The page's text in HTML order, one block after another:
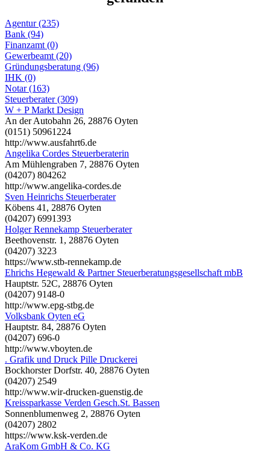
Agentur (235)
Bank (94)
Finanzamt (0)
Gewerbeamt (20)
Gründungsberatung (96)
IHK (0)
Notar (163)
Steuerberater (309)
W + P Markt Design
An der Autobahn 26, 28876 Oyten
(0151) 50961224
http://www.ausfahrt6.de
Angelika Cordes Steuerberaterin
Am Mühlengraben 7, 28876 Oyten
(04207) 804262
http://www.angelika-cordes.de
Sven Heinrichs Steuerberater
Köbens 41, 28876 Oyten
(04207) 6991393
Holger Rennekamp Steuerberater
Beethovenstr. 1, 28876 Oyten
(04207) 3223
https://www.stb-rennekamp.de
Ehrichs Hegewald & Partner Steuerberatungsgesellschaft mbB
Hauptstr. 52C, 28876 Oyten
(04207) 9148-0
http://www.epg-stbg.de
Volksbank Oyten eG
Hauptstr. 84, 28876 Oyten
(04207) 696-0
http://www.vboyten.de
. Grafik und Druck Pille Druckerei
Bockhorster Dorfstr. 40, 28876 Oyten
(04207) 2549
http://www.wir-drucken-guenstig.de
Kreissparkasse Verden Gesch.St. Bassen
Sonnenblumenweg 2, 28876 Oyten
(04207) 2802
https://www.ksk-verden.de
AraKom GmbH & Co. KG